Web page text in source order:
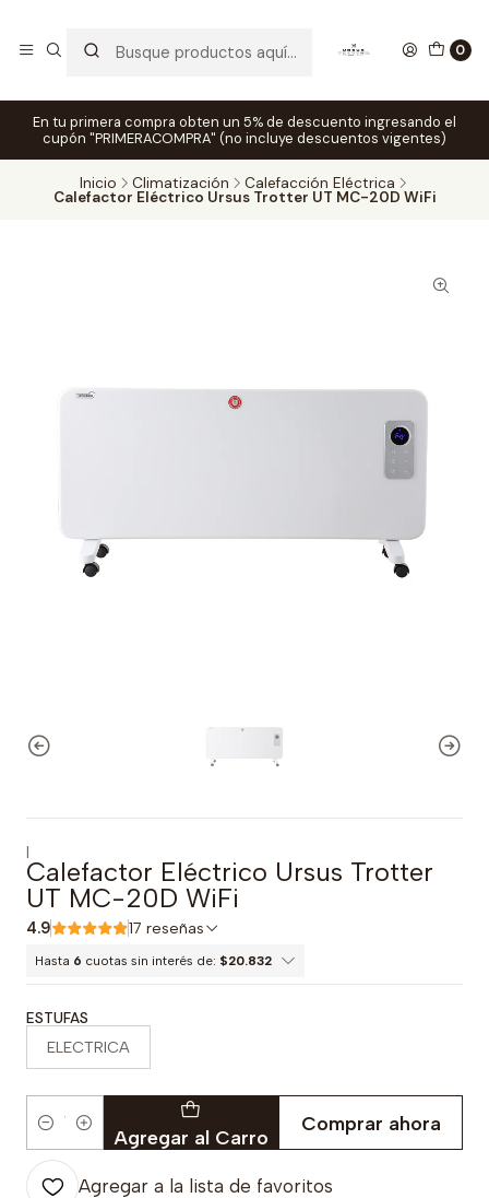
0
En tu primera compra obten un 5% de descuento ingresando el
cupón "PRIMERACOMPRA" (no incluye descuentos vigentes)
Inicio Climatización Calefacción Eléctrica
Calefactor Eléctrico Ursus Trotter UT MC-20D WiFi
|
Calefactor Eléctrico Ursus Trotter
UT MC-20D WiFi
4.9 17 reseñas
Hasta 6 cuotas sin interés de: $20.832
ESTUFAS
ELECTRICA
Cantidad Agregar al Carro
Comprar ahora
Agregar a la lista de favoritos